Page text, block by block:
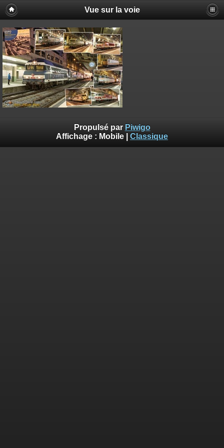
Vue sur la voie
Propulsé par Piwigo
Affichage : Mobile Classique